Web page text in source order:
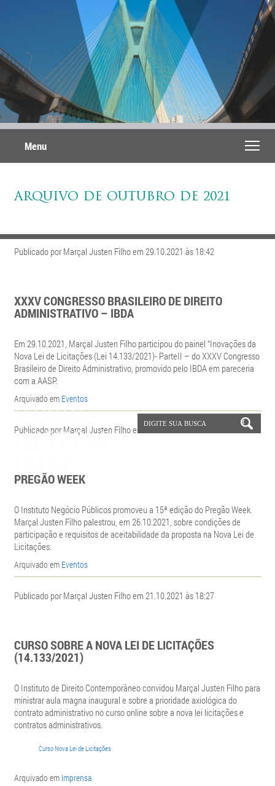
Menu
ARQUIVO DE OUTUBRO DE 2021
Publicado por Marçal Justen Filho em 29.10.2021 às 18:42
XXXV CONGRESSO BRASILEIRO DE DIREITO
ADMINISTRATIVO – IBDA
Em 29.10.2021, Marçal Justen Filho participou do painel “Inovações da
Nova Lei de Licitações (Lei 14.133/2021)- ParteII – do XXXV Congresso
Brasileiro de Direito Administrativo, promovido pelo IBDA em pareceria
com a AASP.
Arquivado em Eventos
Publicado por Marçal Justen Filho em 27.10.2021 às 18:39
PREGÃO WEEK
O Instituto Negócio Públicos promoveu a 15ª edição do Pregão Week.
Marçal Justen Filho palestrou, em 26.10.2021, sobre condições de
participação e requisitos de aceitabilidade da proposta na Nova Lei de
Licitações.
Arquivado em Eventos
Publicado por Marçal Justen Filho em 21.10.2021 às 18:27
CURSO SOBRE A NOVA LEI DE LICITAÇÕES
(14.133/2021)
O Instituto de Direito Contemporâneo convidou Marçal Justen Filho para
ministrar aula magna inaugural e sobre a prioridade axiológica do
contrato administrativo no curso online sobre a nova lei licitações e
contratos administrativos.
Curso Nova Lei de Licitações
Arquivado em Imprensa